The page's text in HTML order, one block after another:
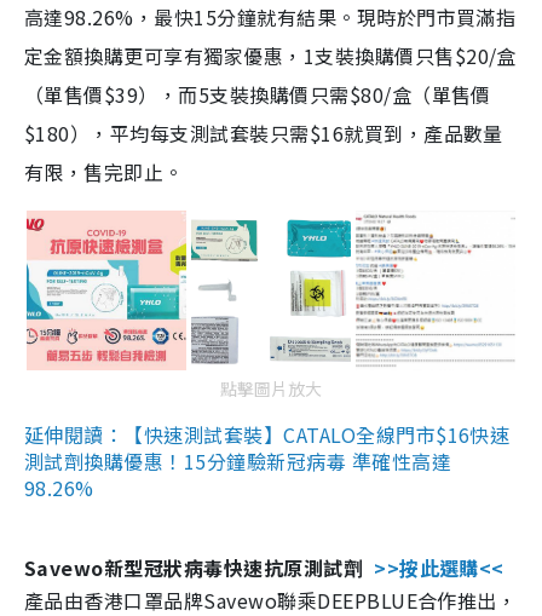
高達98.26%，最快15分鐘就有結果。現時於門市買滿指
定金額換購更可享有獨家優惠，1支裝換購價只售$20/盒
（單售價$39），而5支裝換購價只需$80/盒（單售價
$180），平均每支測試套裝只需$16就買到，產品數量
有限，售完即止。
點擊圖片放大
延伸閱讀：【快速測試套裝】CATALO全線門市$16快速
測試劑換購優惠！15分鐘驗新冠病毒 準確性高達
98.26%
Savewo新型冠狀病毒快速抗原測試劑 >>按此選購<<
產品由香港口罩品牌Savewo聯乘DEEPBLUE合作推出，